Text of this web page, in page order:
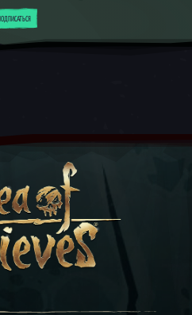
ПОДПИСАТЬСЯ